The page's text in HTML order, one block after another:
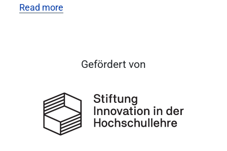
Read more
Gefördert von